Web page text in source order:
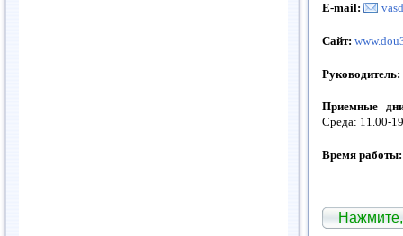
E-mail:
Сайт:
Руководитель:
Приемные
Среда: 11.00-
Время работы: